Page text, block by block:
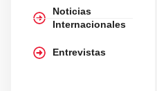
Noticias
Internacionales
Entrevistas